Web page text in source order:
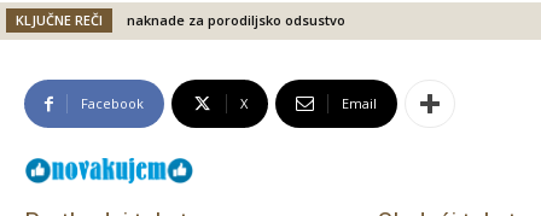
KLJUČNE REČI naknade za porodiljsko odsustvo
Facebook X Email